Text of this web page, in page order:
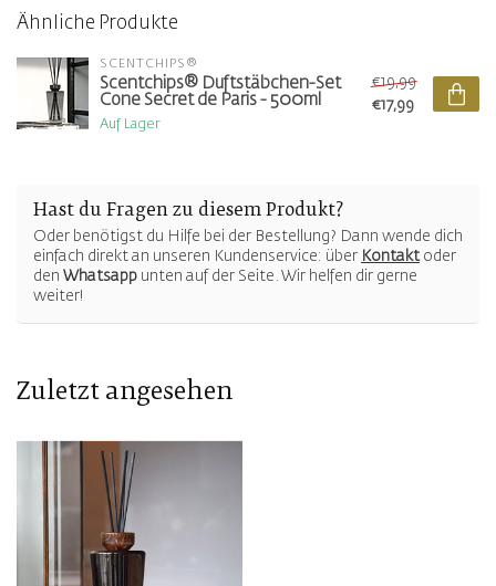
Ähnliche Produkte
SCENTCHIPS®
Scentchips® Duftstäbchen-Set
Cone Secret de Paris - 500ml
Auf Lager
€19,99
€17,99
Hast du Fragen zu diesem Produkt?
Oder benötigst du Hilfe bei der Bestellung? Dann wende dich
einfach direkt an unseren Kundenservice: über Kontaktoder
den Whatsapp unten auf der Seite. Wir helfen dir gerne
weiter!
Zuletzt angesehen